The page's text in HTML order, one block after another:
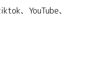
、YouTube、